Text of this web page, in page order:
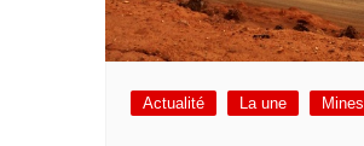
Actualité La une Mines